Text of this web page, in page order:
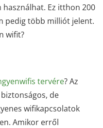
Ez itthon 200
pedig több milliót jelent.
wifit?
tervére? Az
de
wifikapcsolatok
Amikor erről